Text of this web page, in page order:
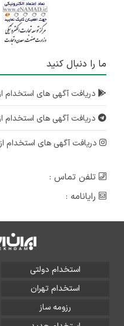
ما را دنبال کنید
دریافت آگهی های استخدام
دریافت آگهی های استخدام
دریافت آگهی های استخدام
تلفن تماس :
رایانامه :
استخدام دولتی
استخدام تهران
رزومه ساز